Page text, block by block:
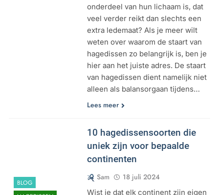
onderdeel van hun lichaam is, dat
veel verder reikt dan slechts een
extra ledemaat? Als je meer wilt
weten over waarom de staart van
hagedissen zo belangrijk is, ben je
hier aan het juiste adres. De staart
van hagedissen dient namelijk niet
alleen als balansorgaan tijdens…
Lees meer
BLOG
10 hagedissensoorten die
uniek zijn voor bepaalde
continenten
Sam 18 juli 2024
Wist je dat elk continent zijn eigen